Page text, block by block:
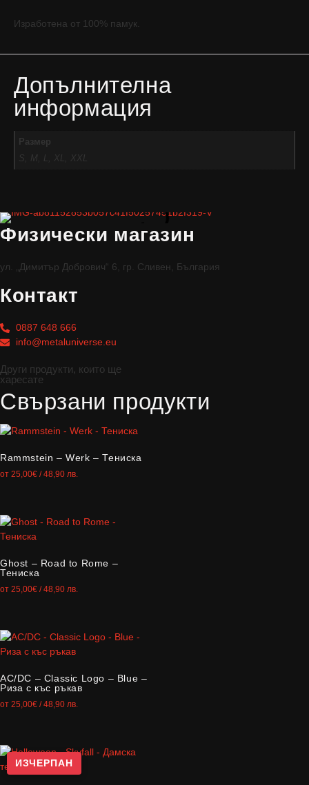
Изработена от 100% памук.
Допълнителна
информация
Размер
S, M, L, XL, XXL
Физически магазин
ул. „Димитър Добрович“ 6, гр. Сливен, България
Контакт
0887 648 666
info@metaluniverse.eu
Други продукти, които ще
харесате
Свързани продукти
Rammstein – Werk – Тениска
от 25,00€ / 48,90 лв.
Ghost – Road to Rome –
Тениска
от 25,00€ / 48,90 лв.
AC/DC – Classic Logo – Blue –
Риза с къс ръкав
от 25,00€ / 48,90 лв.
ИЗЧЕРПАН